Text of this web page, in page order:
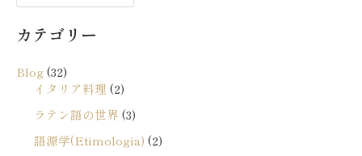
ー
カ
ブ
カテゴリー
Blog(32)
イタリア料理 (2)
ラテン語の世界 (3)
語源学(Etimologia) (2)